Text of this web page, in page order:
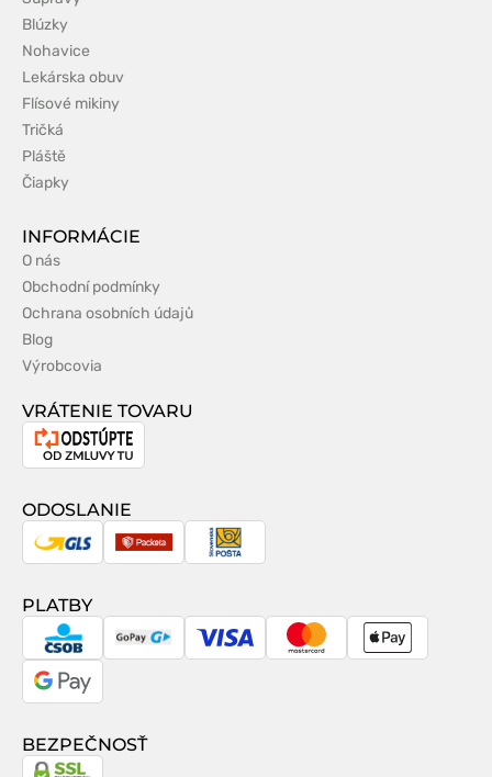
Blúzky
Nohavice
Lekárska obuv
Flísové mikiny
Tričká
Pláště
Čiapky
INFORMÁCIE
O nás
Obchodní podmínky
Ochrana osobních údajů
Blog
Výrobcovia
VRÁTENIE TOVARU
Odstúpenie
zmluvy
ODOSLANIE
GLS Packeta
Slovenská
PLATBY
CSOB GoPay Visa MasterCardApple
Google
BEZPEČNOSŤ